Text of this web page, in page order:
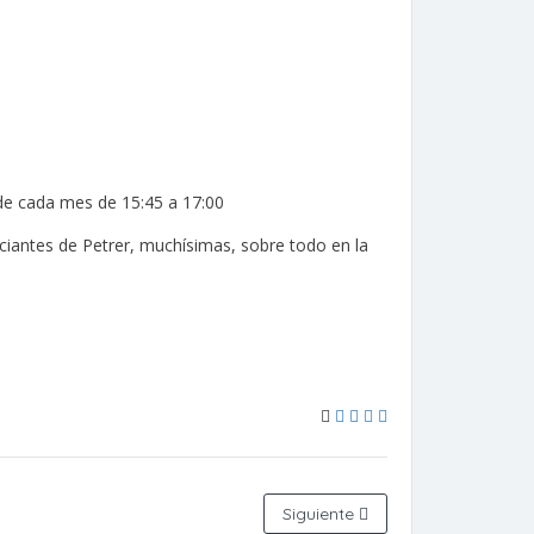
cada mes de 15:45 a 17:00
de Petrer, muchísimas, sobre todo en la
Siguiente